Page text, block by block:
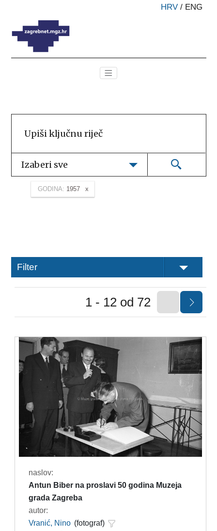
HRV / ENG
Izaberi sve
GODINA: 1957
Filter
1 - 12 od 72
naslov:
Antun Biber na proslavi 50 godina Muzeja
grada Zagreba
autor:
Vranić, Nino (fotograf)